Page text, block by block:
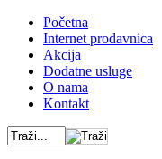
Početna
Internet prodavnica
Akcija
Dodatne usluge
O nama
Kontakt